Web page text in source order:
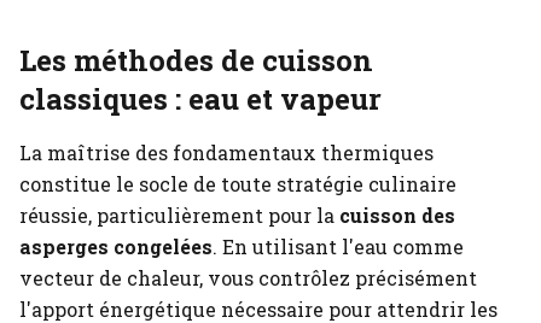
Les méthodes de cuisson
classiques : eau et vapeur
La maîtrise des fondamentaux thermiques
constitue le socle de toute stratégie culinaire
réussie, particulièrement pour la cuisson des
asperges congelées. En utilisant l'eau comme
vecteur de chaleur, vous contrôlez précisément
l'apport énergétique nécessaire pour attendrir les